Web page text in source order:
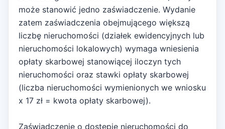
może stanowić jedno zaświadczenie. Wydanie
zatem zaświadczenia obejmującego większą
liczbę nieruchomości (działek ewidencyjnych lub
nieruchomości lokalowych) wymaga wniesienia
opłaty skarbowej stanowiącej iloczyn tych
nieruchomości oraz stawki opłaty skarbowej
(liczba nieruchomości wymienionych we wniosku
x 17 zł = kwota opłaty skarbowej).
Zaświadczenie o dostępie nieruchomości do